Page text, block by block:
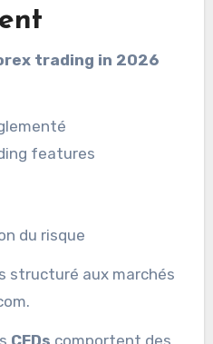
trading in 2026
features
du risque
structuré aux marchés
CFDs comportent des